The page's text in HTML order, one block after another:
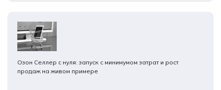
Озон Селлер с нуля: запуск с минимумом затрат и рост
продаж на живом примере